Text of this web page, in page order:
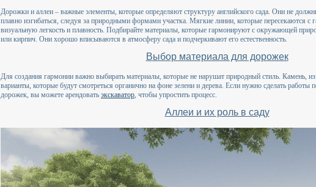
Дорожки и аллеи – важные элементы, которые определяют структуру английского сада. Они не
плавно изгибаться, следуя за природными формами участка. Мягкие линии, которые пересекаются с
визуальную легкость и плавность. Подбирайте материалы, которые гармонируют с окружающей
или кирпич. Они хорошо вписываются в атмосферу сада и подчеркивают его естественность.
Выбор материала для дорожек
Для создания гармонии важно выбирать материалы, которые не нарушат природный стиль. Камень,
варианты, которые будут смотреться органично на фоне зелени и дерева. Если нужно сделать
дорожек, вы можете арендовать экскаватор, чтобы упростить процесс.
Аллеи и их роль в саду